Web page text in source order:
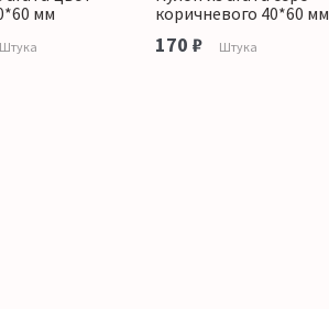
мм
Штука
коричневого 40*60 мм
170 ₽ Штука